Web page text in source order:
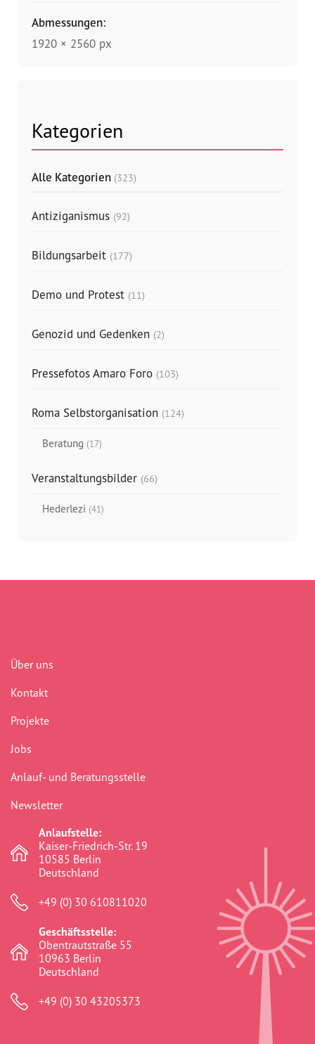
Kategorien
Alle Kategorien (323)
Antiziganismus (92)
Bildungsarbeit (177)
Demo und Protest (11)
Genozid und Gedenken (2)
Pressefotos Amaro Foro (103)
Roma Selbstorganisation (124)
Beratung (17)
Veranstaltungsbilder (66)
Hederlezi (41)
Abmessungen:
1920 × 2560 px
Über uns
Kontakt
Projekte
Jobs
Anlauf- und Beratungsstelle
Newsletter
Anlaufstelle:
Kaiser-Friedrich-Str. 19
10585 Berlin
Deutschland
+49 (0) 30 610811020
Geschäftsstelle:
Obentrautstraße 55
10963 Berlin
Deutschland
+49 (0) 30 43205373